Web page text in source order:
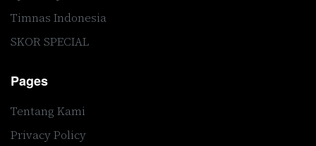
Timnas Indonesia
SKOR SPECIAL
Pages
Tentang Kami
Privacy Policy